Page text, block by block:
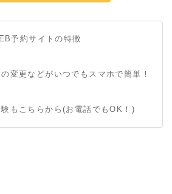
予約サイトの特徴
変更などがいつでもスマホで簡単！
もこちらから(お電話でもOK！)